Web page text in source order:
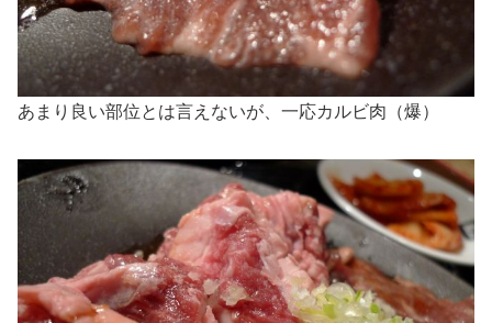
あまり良い部位とは言えないが、一応カルビ肉（爆）